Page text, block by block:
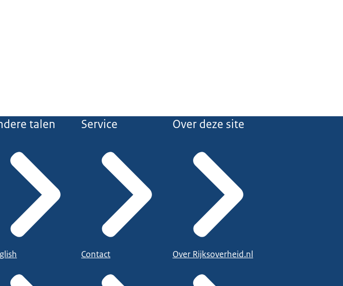
talen Service
Contact
Over deze site
Over Rijksoverheid.nl